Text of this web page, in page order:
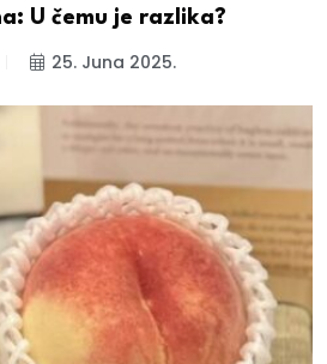
U čemu je razlika?
25. Juna 2025.